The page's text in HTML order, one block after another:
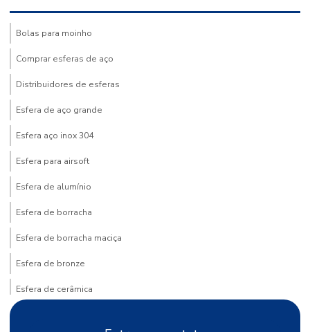
Bolas para moinho
Comprar esferas de aço
Distribuidores de esferas
Esfera de aço grande
Esfera aço inox 304
Esfera para airsoft
Esfera de alumínio
Esfera de borracha
Esfera de borracha maciça
Esfera de bronze
Esfera de cerâmica